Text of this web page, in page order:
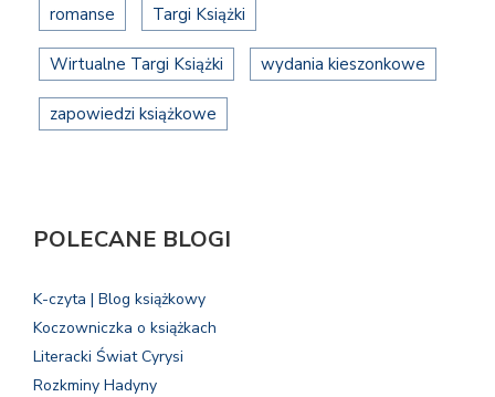
romanse Targi Książki
Wirtualne Targi Książki wydania kieszonkowe
zapowiedzi książkowe
POLECANE BLOGI
K-czyta | Blog książkowy
Koczowniczka o książkach
Literacki Świat Cyrysi
Rozkminy Hadyny